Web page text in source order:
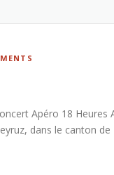
Apéro 18
dans le canton